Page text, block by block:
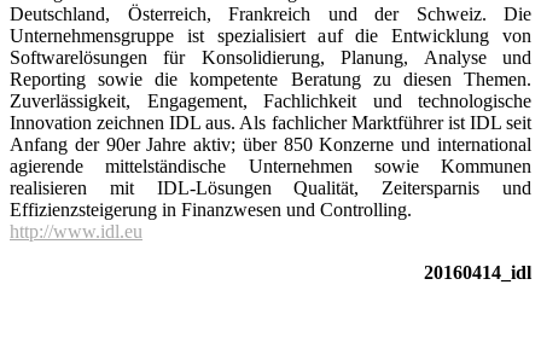
Deutschland, Österreich, Frankreich und der Schweiz. Die
Unternehmensgruppe ist spezialisiert auf die Entwicklung von
Softwarelösungen für Konsolidierung, Planung, Analyse und
Reporting sowie die kompetente Beratung zu diesen Themen.
Zuverlässigkeit, Engagement, Fachlichkeit und technologische
Innovation zeichnen IDL aus. Als fachlicher Marktführer ist IDL seit
Anfang der 90er Jahre aktiv; über 850 Konzerne und international
agierende mittelständische Unternehmen sowie Kommunen
realisieren mit IDL-Lösungen Qualität, Zeitersparnis und
Effizienzsteigerung in Finanzwesen und Controlling.
http://www.idl.eu
20160414_idl